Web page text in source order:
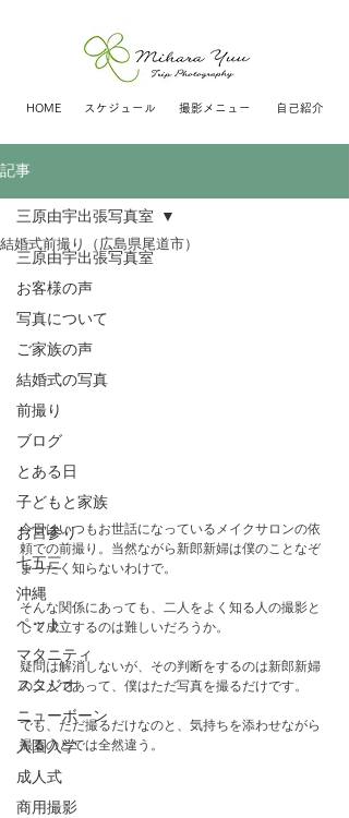
HOME スケジュール 撮影メニュー 自己紹介
記事
三原由宇出張写真室
お客様の声
写真について
ご家族の声
結婚式の写真
前撮り
ブログ
とある日
子どもと家族
お宮参り
七五三
沖縄
ペット
マタニティ
スタジオ
ニューボーン
入園入学
成人式
商用撮影
三原由宇出張写真室
結婚式前撮り（広島県尾道市）
今日はいつもお世話になっているメイクサロンの依
頼での前撮り。当然ながら新郎新婦は僕のことなぞ
まったく知らないわけで。
そんな関係にあっても、二人をよく知る人の撮影と
して成立するのは難しいだろうか。
疑問は解消しないが、その判断をするのは新郎新婦
の二人であって、僕はただ写真を撮るだけです。
でも、ただ撮るだけなのと、気持ちを添わせながら
撮るのとでは全然違う。